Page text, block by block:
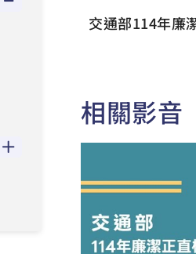
交通部114年廉
相關影音